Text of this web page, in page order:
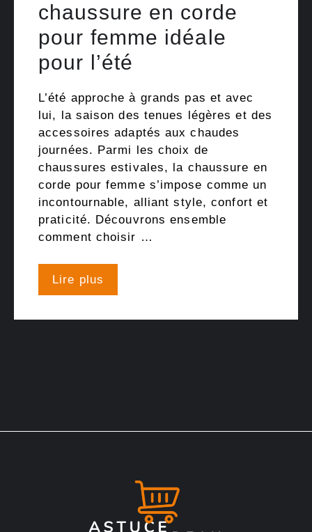
chaussure en corde
pour femme idéale
pour l’été
L’été approche à grands pas et avec
lui, la saison des tenues légères et des
accessoires adaptés aux chaudes
journées. Parmi les choix de
chaussures estivales, la chaussure en
corde pour femme s’impose comme un
incontournable, alliant style, confort et
praticité. Découvrons ensemble
comment choisir …
Lire plus